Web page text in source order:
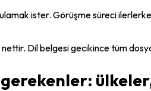
ister. Görüşme süreci
Dil belgesi gecikince tüm